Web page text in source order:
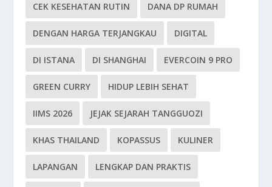
CEK KESEHATAN RUTIN DANA DP RUMAH
DENGAN HARGA TERJANGKAU DIGITAL
DI ISTANA DI SHANGHAI EVERCOIN 9 PRO
GREEN CURRY HIDUP LEBIH SEHAT
IIMS 2026 JEJAK SEJARAH TANGGUOZI
KHAS THAILAND KOPASSUS KULINER
LAPANGAN LENGKAP DAN PRAKTIS